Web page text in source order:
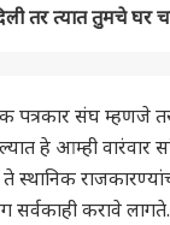
तर त्यात तुमचे घर
पत्रकार संघ म्हणजे
हे आम्ही
सर्वकाही करावे